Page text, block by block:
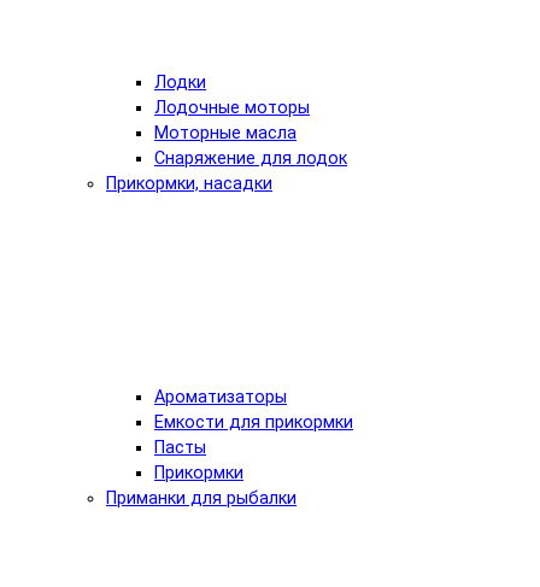
Лодки
Лодочные моторы
Моторные масла
Снаряжение для лодок
Прикормки, насадки
Ароматизаторы
Емкости для прикормки
Пасты
Прикормки
Приманки для рыбалки